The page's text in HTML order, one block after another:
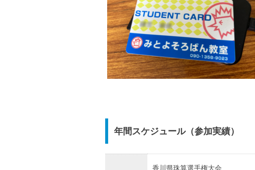
年間スケジュール（参加実績）
香川県珠算選手権大会